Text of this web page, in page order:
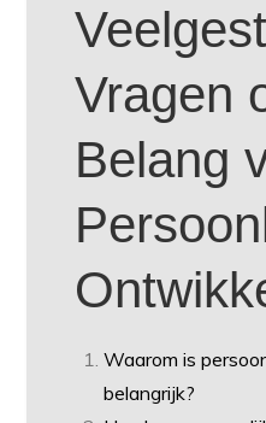
Vragen
Belang
Waarom is
belangrijk?